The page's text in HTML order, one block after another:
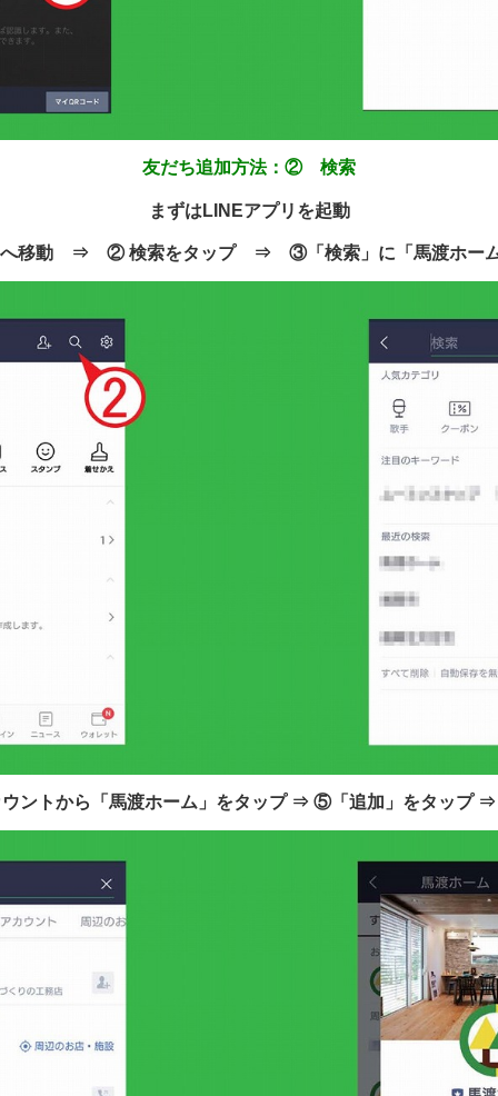
友だち追加方法：② 検索
まずはLINEアプリを起動
移動 ⇒ ② 検索をタップ ⇒ ③「検索」に「馬渡ホーム
ントから「馬渡ホーム」をタップ ⇒ ⑤「追加」をタップ ⇒